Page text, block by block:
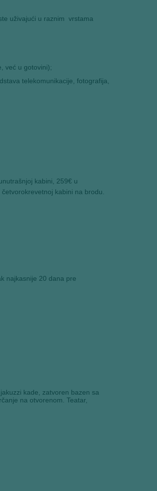
uživajući u raznim vrstama
već u gotovini);
telekomunikacije, fotografija,
kabini, 259€ u
kabini na brodu.
najkasnije 20 dana pre
kade, zatvoren bazen sa
na otvorenom. Teatar,